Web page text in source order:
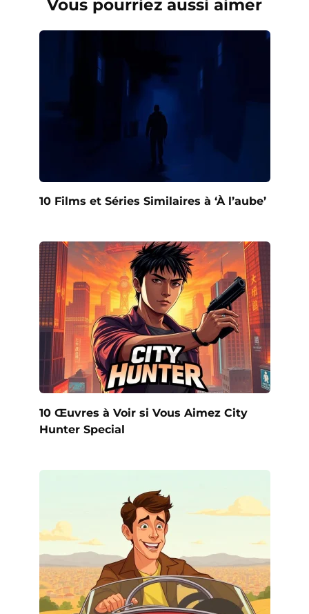
Vous pourriez aussi aimer
10 Films et Séries Similaires à ‘À l’aube’
10 Œuvres à Voir si Vous Aimez City
Hunter Special